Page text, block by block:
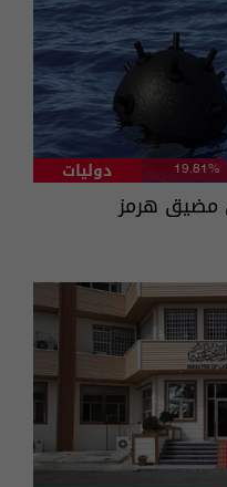
دوليات 19.81%
مضيق هرمز